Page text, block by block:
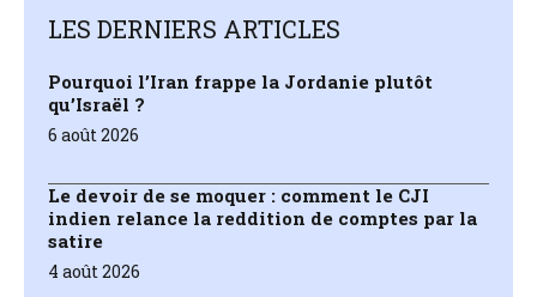
LES DERNIERS ARTICLES
Pourquoi l’Iran frappe la Jordanie plutôt
qu’Israël ?
6 août 2026
Le devoir de se moquer : comment le CJI
indien relance la reddition de comptes par la
satire
4 août 2026